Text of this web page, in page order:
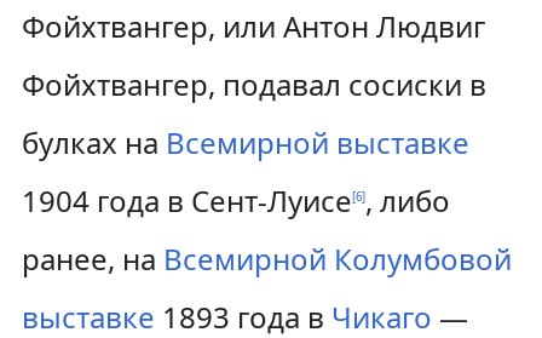
Фойхтвангер, или Антон Людвиг
Фойхтвангер, подавал сосиски в
булках на Всемирной выставке
1904 года в Сент-Луисе[6], либо
ранее, на Всемирной Колумбовой
выставке 1893 года в Чикаго —